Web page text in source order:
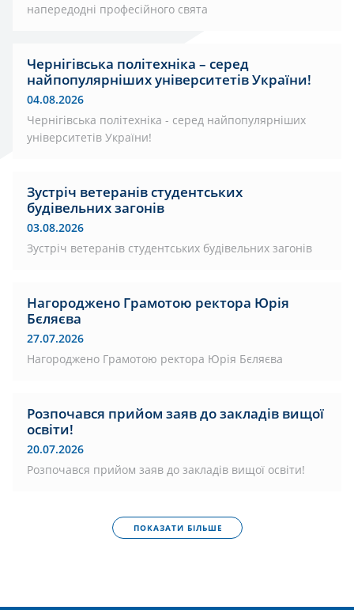
напередодні професійного свята
Чернігівська політехніка – серед
найпопулярніших університетів України!
04.08.2026
Чернігівська політехніка - серед найпопулярніших
університетів України!
Зустріч ветеранів студентських
будівельних загонів
03.08.2026
Зустріч ветеранів студентських будівельних загонів
Нагороджено Грамотою ректора Юрія
Бєляєва
27.07.2026
Нагороджено Грамотою ректора Юрія Бєляєва
Розпочався прийом заяв до закладів вищої
освіти!
20.07.2026
Розпочався прийом заяв до закладів вищої освіти!
ПОКАЗАТИ БІЛЬШЕ